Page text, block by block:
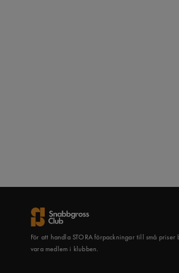
För att handla STORA förpackningar till små priser
vara medlem i klubben.